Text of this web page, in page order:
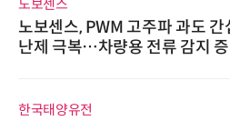
노보센스
노보센스, PWM 고주파 과도 간
난제 극복…차량용 전류 감지
한국태양유전